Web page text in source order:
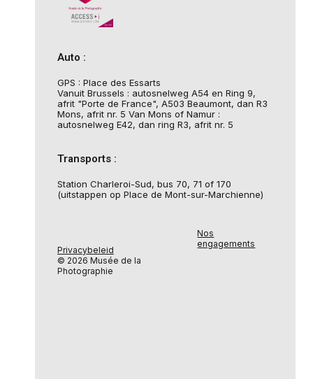
Auto :
GPS : Place des Essarts
Vanuit Brussels : autosnelweg A54 en Ring 9,
afrit "Porte de France", A503 Beaumont, dan R3
Mons, afrit nr. 5 Van Mons of Namur :
autosnelweg E42, dan ring R3, afrit nr. 5
Transports :
Station Charleroi-Sud, bus 70, 71 of 170
(uitstappen op Place de Mont-sur-Marchienne)
Privacybeleid
© 2026 Musée de la
Photographie
Nos
engagements